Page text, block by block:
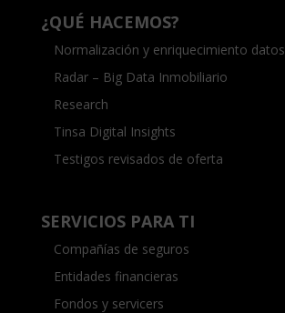
¿QUÉ HACEMOS?
Normalización y enriquecimiento datos
Radar – Big Data Inmobiliario
Research
Tinsa Digital Insights
Testigos revisados de oferta
SERVICIOS PARA TI
Compañías de seguros
Entidades financieras
Fondos y servicers